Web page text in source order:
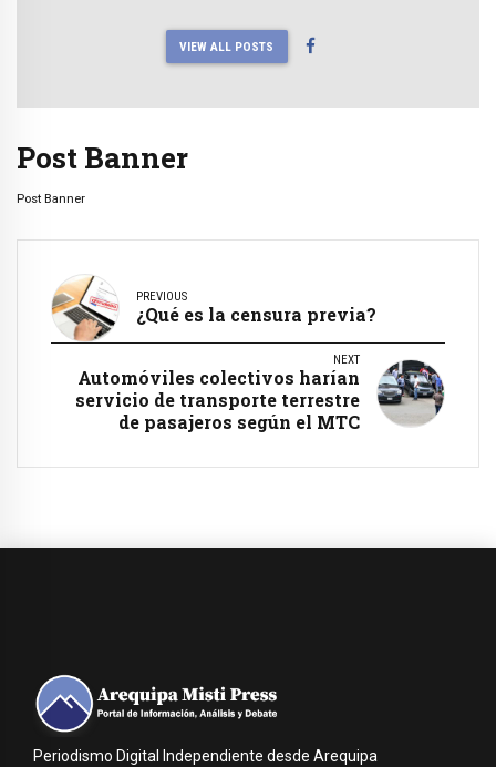
VIEW ALL POSTS
Post Banner
Post Banner
PREVIOUS
¿Qué es la censura previa?
NEXT
Automóviles colectivos harían
servicio de transporte terrestre
de pasajeros según el MTC
Periodismo Digital Independiente desde Arequipa